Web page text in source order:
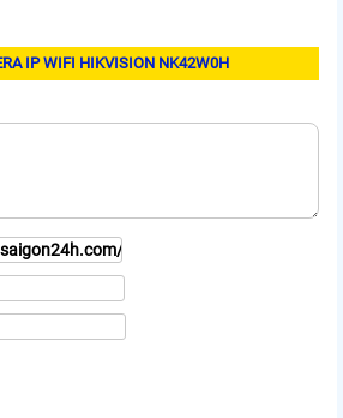
IP WIFI HIKVISION NK42W0H